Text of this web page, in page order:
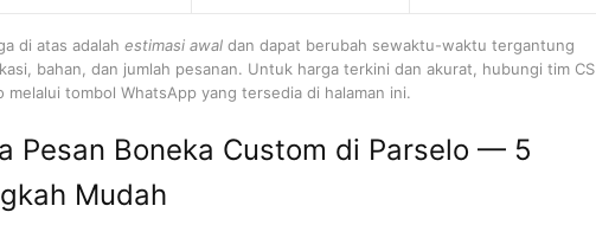
di atas adalah estimasi awal dan dapat berubah sewaktu-waktu tergantung
bahan, dan jumlah pesanan. Untuk harga terkini dan akurat, hubungi tim CS
melalui tombol WhatsApp yang tersedia di halaman ini.
Pesan Boneka Custom di Parselo — 5
Mudah